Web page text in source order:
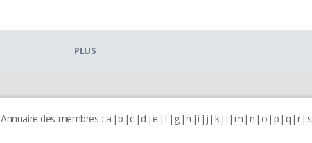
PLUS
Annuaire des membres : a b c d e f g h i j k l m n o p q r s